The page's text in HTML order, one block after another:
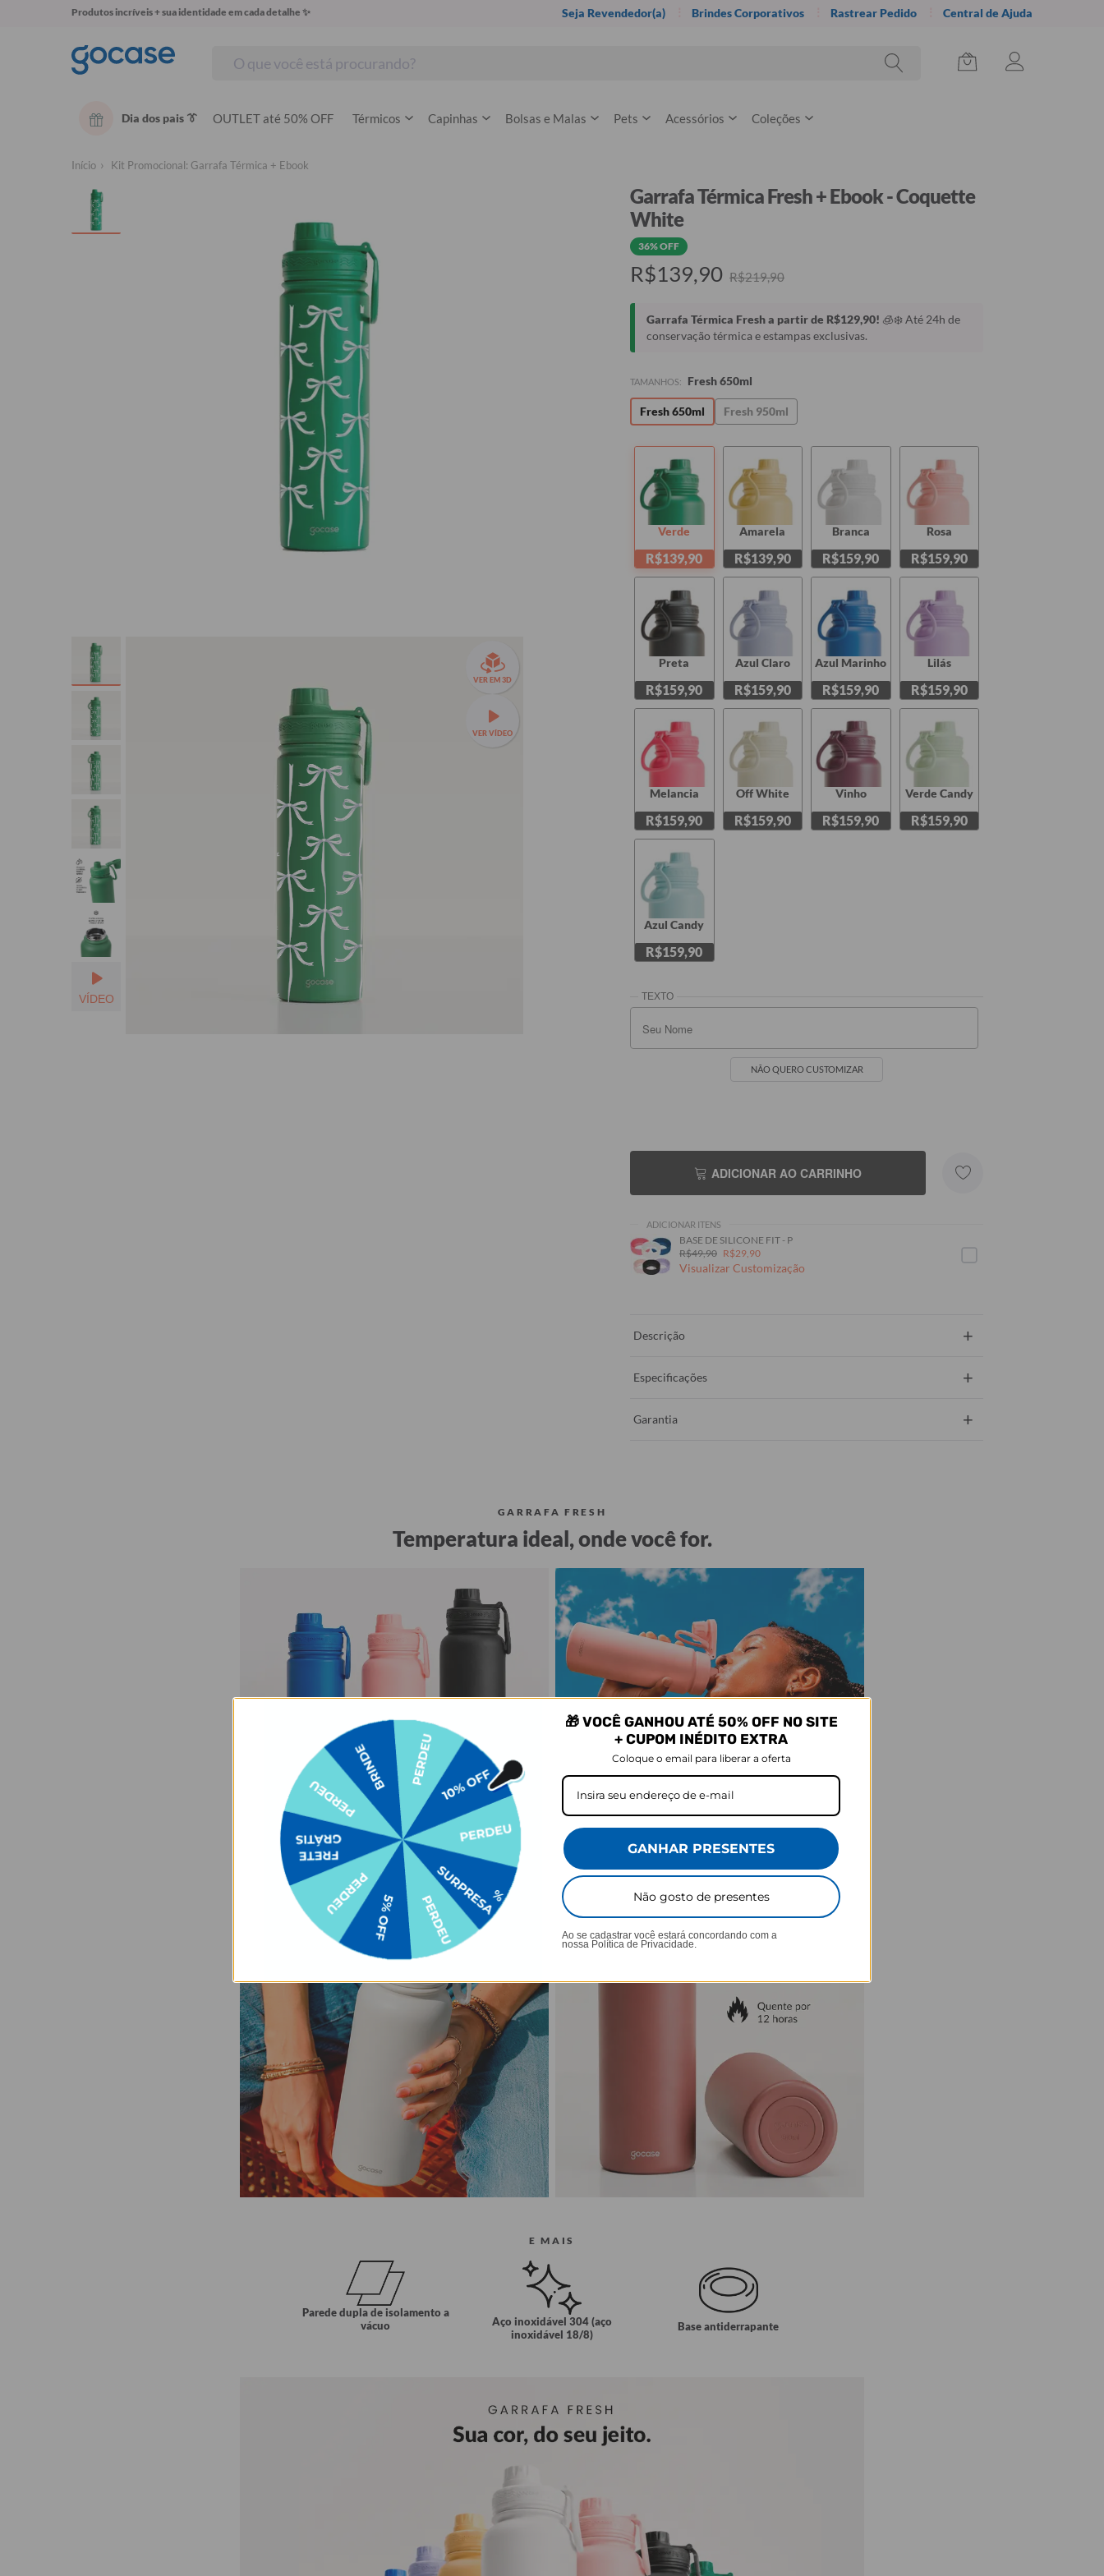
Produtos incríveis + sua identidade em cada detalhe ✨ Seja Revendedor(a) Brindes Corporativos Rastrear Pedido Central de Ajuda
Dia dos pais 👔 OUTLET até 50% OFF Térmicos Capinhas Bolsas e Malas Pets Acessórios Coleções
Início Kit Promocional: Garrafa Térmica + Ebook
VER EM 3D
VER VÍDEO
VÍDEO
Seu Nome
Garrafa Térmica Fresh + Ebook - Coquette
White
R$219,90
R$139,90
36% OFF
Garrafa Térmica Fresh a partir de R$129,90! 🧊❄️ Até 24h de
conservação térmica e estampas exclusivas.
TAMANHOS: Fresh 650ml
Fresh 650ml Fresh 950ml
Verde
R$139,90
Amarela
R$139,90
Branca
R$159,90
Rosa
R$159,90
Preta
R$159,90
Azul Claro
R$159,90
Azul Marinho
R$159,90
Lilás
R$159,90
Melancia
R$159,90
Off White
R$159,90
Vinho
R$159,90
Verde Candy
R$159,90
Azul Candy
R$159,90
NÃO QUERO CUSTOMIZAR
ADICIONAR AO CARRINHO
ADICIONAR ITENS
BASE DE SILICONE FIT - P
R$49,90 R$29,90
Visualizar Customização
Descrição +
Especificações +
Garantia +
GARRAFA FRESH
Temperatura ideal, onde você for.
E MAIS
Parede dupla de isolamento a
vácuo
Aço inoxidável 304 (aço
inoxidável 18/8)
Base antiderrapante
🎁 VOCÊ GANHOU ATÉ 50% OFF NO SITE
+ CUPOM INÉDITO EXTRA
Coloque o email para liberar a oferta
GANHAR PRESENTES
Não gosto de presentes
Ao se cadastrar você estará concordando com a
nossa Política de Privacidade.